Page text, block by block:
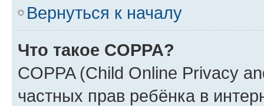
Вернуться к началу
Что такое COPPA?
COPPA (Child Online Privacy
частных прав ребёнка в